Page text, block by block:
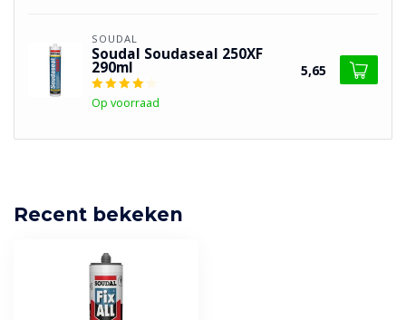
SOUDAL
Soudal Soudaseal 250XF
290ml
Op voorraad
5,65
Recent bekeken